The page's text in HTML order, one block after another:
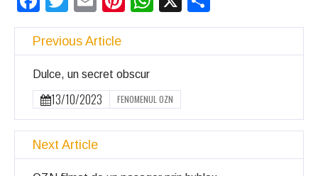
Previous Article
Dulce, un secret obscur
13/10/2023 FENOMENUL OZN
Next Article